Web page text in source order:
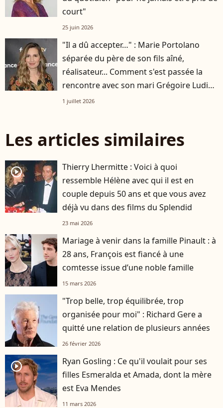
court"
25 juin 2026
"Il a dû accepter…" : Marie Portolano
séparée du père de son fils aîné,
réalisateur... Comment s'est passée la
rencontre avec son mari Grégoire Ludig
?1 juillet 2026
Les articles similaires
player2
Thierry Lhermitte : Voici à quoi
ressemble Hélène avec qui il est en
couple depuis 50 ans et que vous avez
déjà vu dans des films du Splendid
23 mai 2026
Mariage à venir dans la famille Pinault : à
28 ans, François est fiancé à une
comtesse issue d’une noble famille
15 mars 2026
"Trop belle, trop équilibrée, trop
organisée pour moi" : Richard Gere a
quitté une relation de plusieurs années
26 février 2026
player2
Ryan Gosling : Ce qu'il voulait pour ses
filles Esmeralda et Amada, dont la mère
est Eva Mendes
11 mars 2026